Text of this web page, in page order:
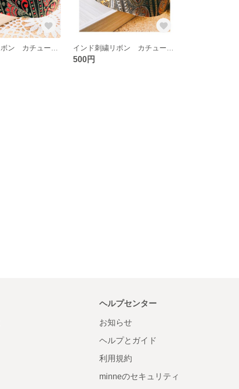
500円
ヘルプセンター
お知らせ
ヘルプとガイド
利用規約
minneのセキュリティ